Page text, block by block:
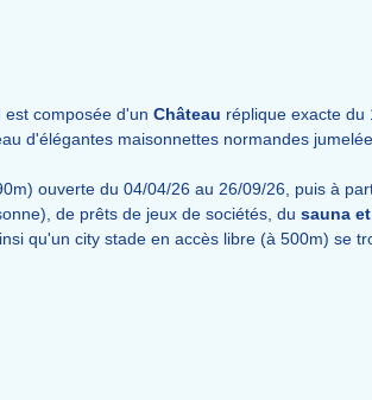
composée d'un Château réplique exacte du
d'élégantes maisonnettes normandes
ouverte du 04/04/26 au 26/09/26, puis à
de prêts de jeux de sociétés, du sauna
qu'un city stade en accès libre (à 500m) se